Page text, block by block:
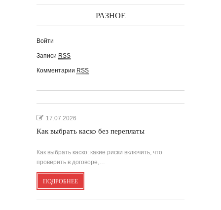
РАЗНОЕ
Войти
Записи RSS
Комментарии RSS
17.07.2026
Как выбрать каско без переплаты
Как выбрать каско: какие риски включить, что
проверить в договоре,…
ПОДРОБНЕЕ